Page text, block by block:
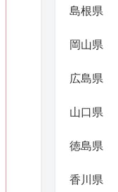
島根県
岡山県
広島県
山口県
徳島県
香川県